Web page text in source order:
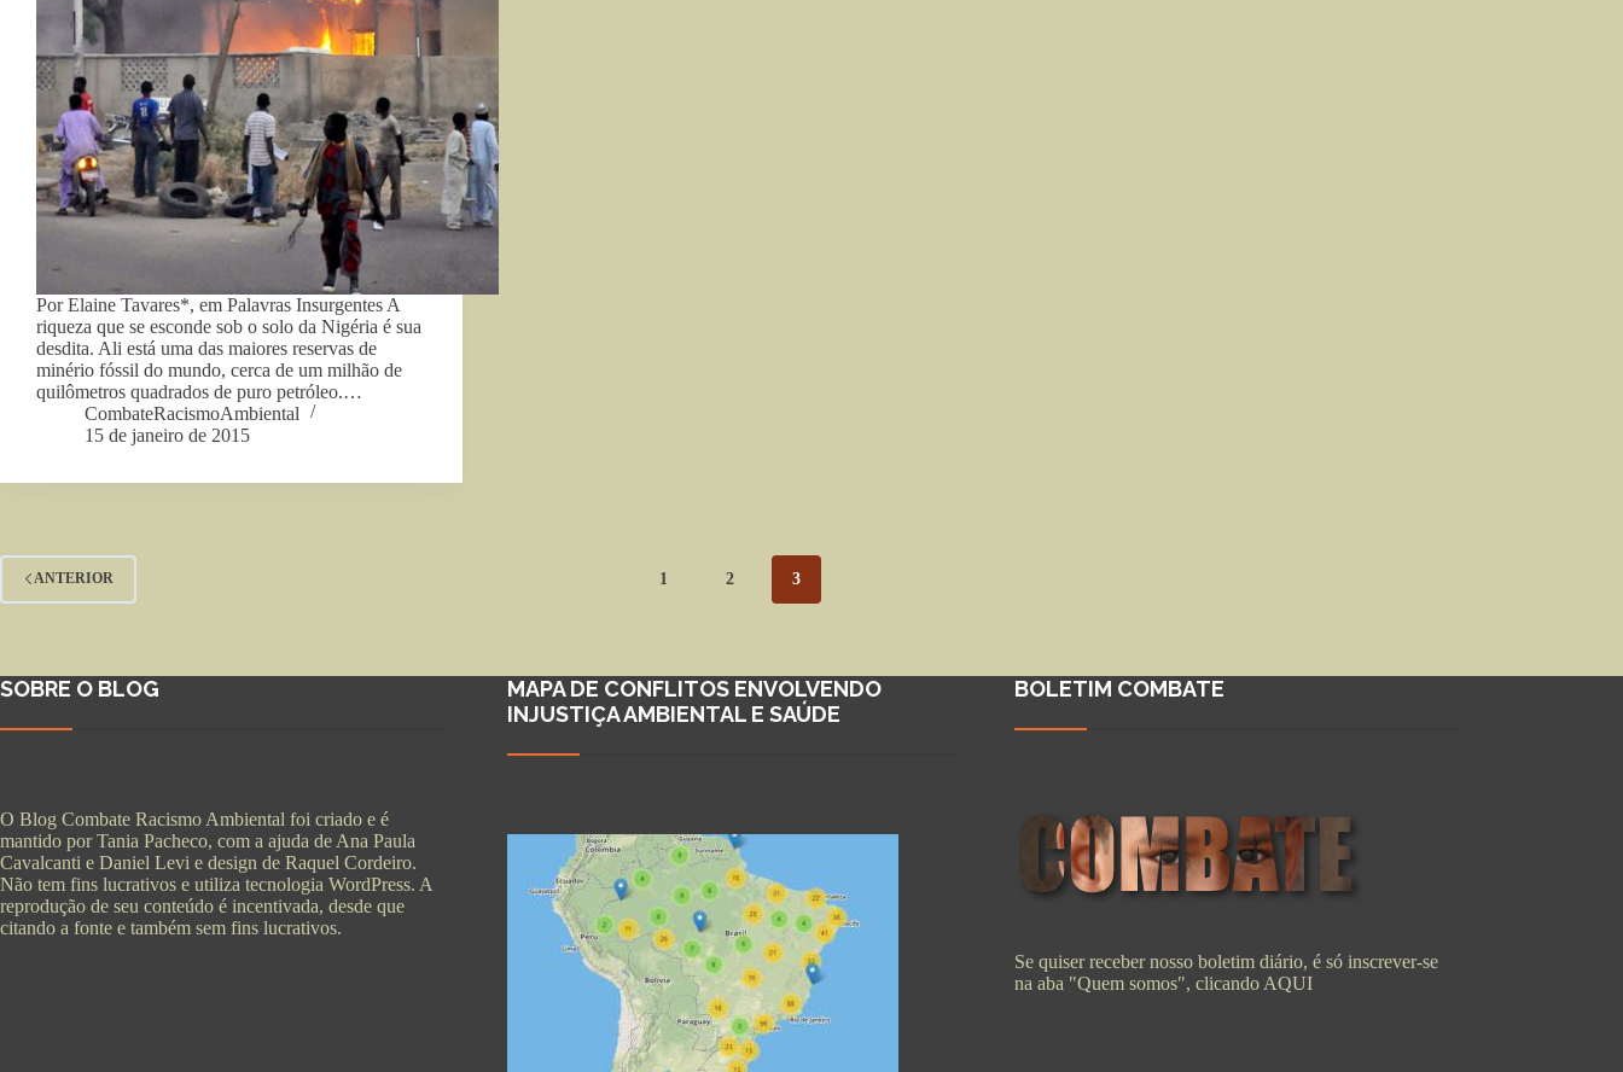
Por Elaine Tavares*, em Palavras Insurgentes A
riqueza que se esconde sob o solo da Nigéria é sua
desdita. Ali está uma das maiores reservas de
minério fóssil do mundo, cerca de um milhão de
quilômetros quadrados de puro petróleo.…
CombateRacismoAmbiental
15 de janeiro de 2015
ANTERIOR 1 2 3
SOBRE O BLOG
O Blog Combate Racismo Ambiental foi criado e é
mantido por Tania Pacheco, com a ajuda de Ana Paula
Cavalcanti e Daniel Levi e design de Raquel Cordeiro.
Não tem fins lucrativos e utiliza tecnologia WordPress. A
reprodução de seu conteúdo é incentivada, desde que
citando a fonte e também sem fins lucrativos.
MAPA DE CONFLITOS ENVOLVENDO
INJUSTIÇA AMBIENTAL E SAÚDE
BOLETIM COMBATE
Se quiser receber nosso boletim diário, é só inscrever-se
na aba "Quem somos", clicando AQUI